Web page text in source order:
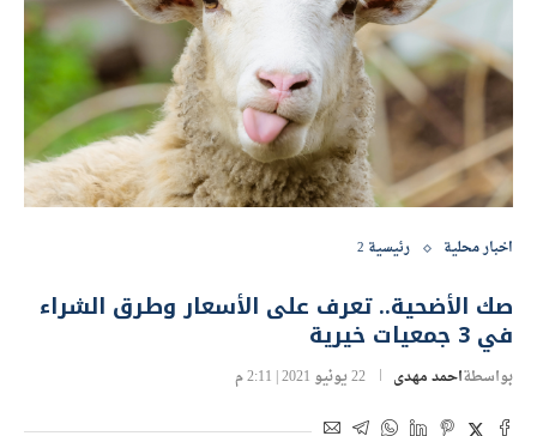
اخبار محلية رئيسية 2
صك الأضحية.. تعرف على الأسعار وطرق الشراء
في 3 جمعيات خيرية
بواسطةاحمد مهدى 22 يونيو 2021 | 2:11 م